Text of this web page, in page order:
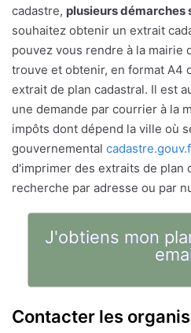
cadastre, plusieurs démarches
souhaitez obtenir un extrait
pouvez vous rendre à la mairie
trouve et obtenir, en format A4
extrait de plan cadastral. Il est
une demande par courrier à la
impôts dont dépend la ville où
gouvernemental
d'imprimer des extraits de plan
recherche par adresse ou par
J'obtiens mon
Contacter les